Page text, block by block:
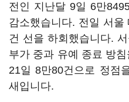
전인 지난달 9일 6만
감소했습니다. 전일 서
건 선을 하회했습니다.
부가 중과 유예 종료 방
21일 8만80건으로 정점
새입니다.